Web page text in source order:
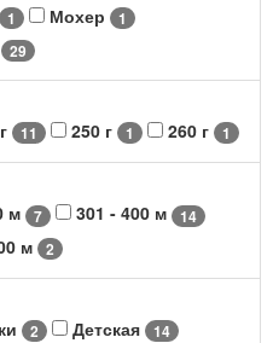
1 Мохер 1
29
11 250 г 1 260 г 1
м 7 301 - 400 м 14
м 2
2 Детская 14